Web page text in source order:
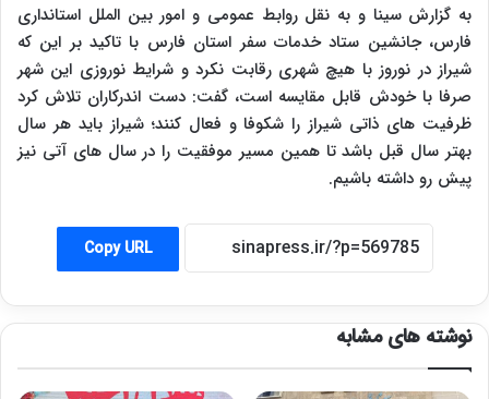
به گزارش سینا و به نقل روابط عمومی و امور بین الملل استانداری
فارس، جانشین ستاد خدمات سفر استان فارس با تاکید بر این که
شیراز در نوروز با هیچ شهری رقابت نکرد و شرایط نوروزی این شهر
صرفا با خودش قابل مقایسه است، گفت: دست اندرکاران تلاش کرد
ظرفیت های ذاتی شیراز را شکوفا و فعال کنند؛ شیراز باید هر سال
بهتر سال قبل باشد تا همین مسیر موفقیت را در سال های آتی نیز
پیش رو داشته باشیم.
Copy URL
نوشته های مشابه